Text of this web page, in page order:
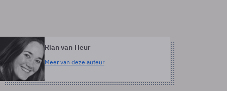
Rian van Heur
Meer van deze auteur